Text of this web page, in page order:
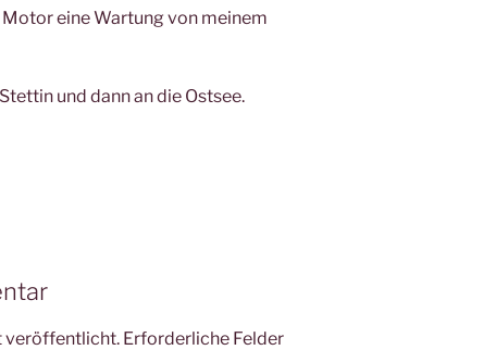
eine Wartung von meinem
und dann an die Ostsee.
veröffentlicht. Erforderliche Felder